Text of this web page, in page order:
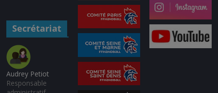
Secrétariat
Audrey Petiot
Responsable